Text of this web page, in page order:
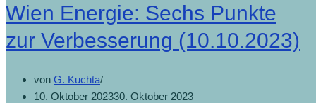
Wien Energie: Sechs Punkte
zur Verbesserung (10.10.2023)
von G. Kuchta
10. Oktober 202330. Oktober 2023